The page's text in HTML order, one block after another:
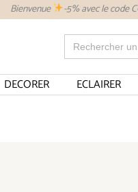
Bienvenue -5% avec le code
Search
for:
DECORER ECLAIRER